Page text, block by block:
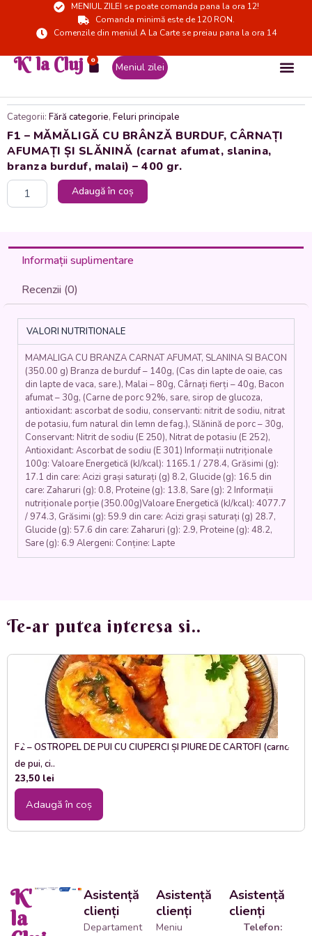
MENIUL ZILEI se poate comanda pana la ora 12!
Comanda minimă este de 120 RON.
Comenzile din meniul A La Carte se preiau pana la ora 14
K' la Cluj 0
Cart Meniul zilei
Categorii: Fără categorie, Feluri principale
F1 – MĂMĂLIGĂ CU BRÂNZĂ BURDUF, CÂRNAȚI
AFUMAȚI ȘI SLĂNINĂ (carnat afumat, slanina,
branza burduf, malai) – 400 gr.
Cantitate
BRÂNZĂ
CÂRNAȚI
AFUMAȚI
SLĂNINĂ
afumat,
slanina,
branza
burduf,
malai)
Adaugă în coș
Informații suplimentare
Recenzii (0)
VALORI NUTRITIONALE
MAMALIGA CU BRANZA CARNAT AFUMAT, SLANINA SI BACON
(350.00 g) Branza de burduf – 140g, (Cas din lapte de oaie, cas
din lapte de vaca, sare.), Malai – 80g, Cârnați fierți – 40g, Bacon
afumat – 30g, (Carne de porc 92%, sare, sirop de glucoza,
antioxidant: ascorbat de sodiu, conservanti: nitrit de sodiu, nitrat
de potasiu, fum natural din lemn de fag.), Slănină de porc – 30g,
Conservant: Nitrit de sodiu (E 250), Nitrat de potasiu (E 252),
Antioxidant: Ascorbat de sodiu (E 301) Informații nutriționale
100g: Valoare Energetică (kJ/kcal): 1165.1 / 278.4, Grăsimi (g):
17.1 din care: Acizi grași saturați (g) 8.2, Glucide (g): 16.5 din
care: Zaharuri (g): 0.8, Proteine (g): 13.8, Sare (g): 2 Informații
nutriționale porție (350.00g)Valoare Energetică (kJ/kcal): 4077.7
/ 974.3, Grăsimi (g): 59.9 din care: Acizi grași saturați (g) 28.7,
Glucide (g): 57.6 din care: Zaharuri (g): 2.9, Proteine (g): 48.2,
Sare (g): 6.9 Alergeni: Conține: Lapte
Te-ar putea interesa si..
F2 – OSTROPEL DE PUI CU CIUPERCI ȘI PIURE DE CARTOFI (carne
de pui, ci..
23,50 lei
Adaugă în coș
K'
la
Asistență
clienți
Departament
Asistență
clienți
Meniu
Asistență
clienți
Telefon: